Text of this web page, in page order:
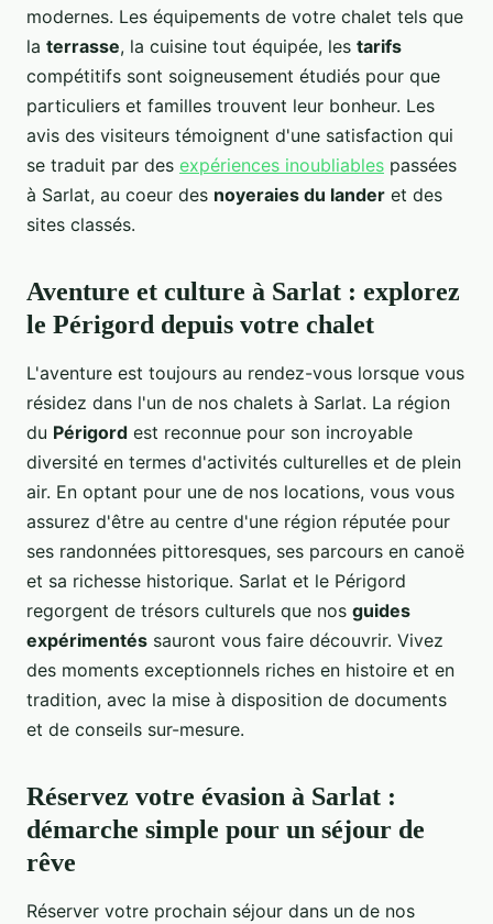
modernes. Les équipements de votre chalet tels que
la terrasse, la cuisine tout équipée, les tarifs
compétitifs sont soigneusement étudiés pour que
particuliers et familles trouvent leur bonheur. Les
avis des visiteurs témoignent d'une satisfaction qui
se traduit par des expériences inoubliables passées
à Sarlat, au coeur des noyeraies du lander et des
sites classés.
Aventure et culture à Sarlat : explorez
le Périgord depuis votre chalet
L'aventure est toujours au rendez-vous lorsque vous
résidez dans l'un de nos chalets à Sarlat. La région
du Périgord est reconnue pour son incroyable
diversité en termes d'activités culturelles et de plein
air. En optant pour une de nos locations, vous vous
assurez d'être au centre d'une région réputée pour
ses randonnées pittoresques, ses parcours en canoë
et sa richesse historique. Sarlat et le Périgord
regorgent de trésors culturels que nos guides
expérimentés sauront vous faire découvrir. Vivez
des moments exceptionnels riches en histoire et en
tradition, avec la mise à disposition de documents
et de conseils sur-mesure.
Réservez votre évasion à Sarlat :
démarche simple pour un séjour de
rêve
Réserver votre prochain séjour dans un de nos